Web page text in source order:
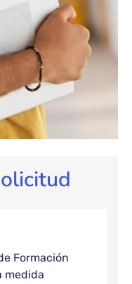
Formación
medida